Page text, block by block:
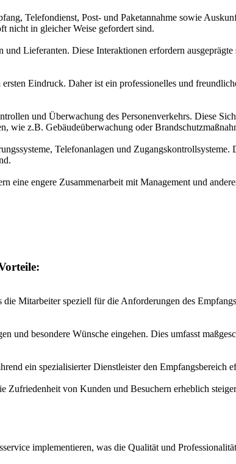
Telefondienst, Post- und Paketannahme sowie
nicht in gleicher Weise gefordert sind.
Lieferanten. Diese Interaktionen erfordern
Eindruck. Daher ist ein professionelles und
und Überwachung des Personenverkehrs. Diese
wie z.B. Gebäudeüberwachung oder
Telefonanlagen und
eine engere Zusammenarbeit mit Management und
Mitarbeiter speziell für die Anforderungen des
und besondere Wünsche eingehen. Dies umfasst
ein spezialisierter Dienstleister den Empfangsbereich
Zufriedenheit von Kunden und Besuchern erheblich
implementieren, was die Qualität und